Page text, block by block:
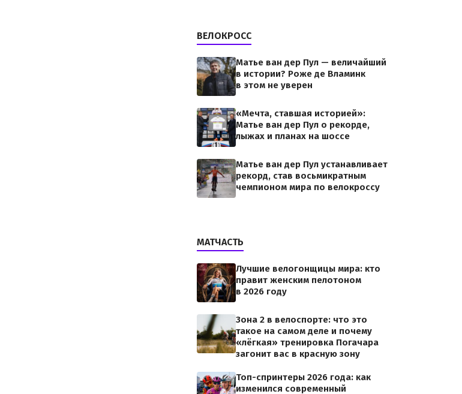
ВЕЛОКРОСС
Матье ван дер Пул — величайший
в истории? Роже де Вламинк
в этом не уверен
«Мечта, ставшая историей»:
Матье ван дер Пул о рекорде,
лыжах и планах на шоссе
Матье ван дер Пул устанавливает
рекорд, став восьмикратным
чемпионом мира по велокроссу
МАТЧАСТЬ
Лучшие велогонщицы мира: кто
правит женским пелотоном
в 2026 году
Зона 2 в велоспорте: что это
такое на самом деле и почему
«лёгкая» тренировка Погачара
загонит вас в красную зону
Топ-спринтеры 2026 года: как
изменился современный